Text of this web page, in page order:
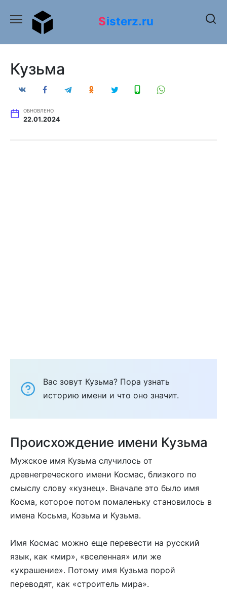
содержанию
Sisterz.ru
Кузьма
ОБНОВЛЕНО
22.01.2024
Вас зовут Кузьма? Пора узнать
историю имени и что оно значит.
Происхождение имени Кузьма
Мужское имя Кузьма случилось от
древнегреческого имени Космас, близкого по
смыслу слову «кузнец». Вначале это было имя
Косма, которое потом помаленьку становилось в
имена Косьма, Козьма и Кузьма.
Имя Космас можно еще перевести на русский
язык, как «мир», «вселенная» или же
«украшение». Потому имя Кузьма порой
переводят, как «строитель мира».